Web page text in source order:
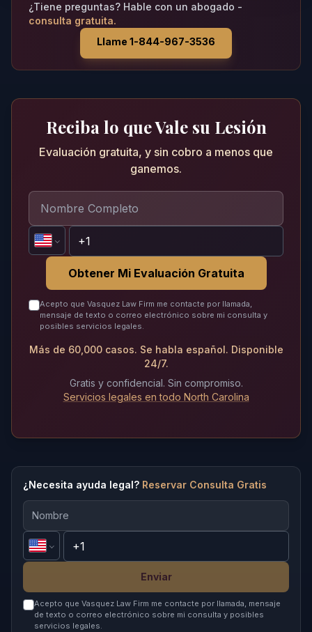
¿Tiene preguntas? Hable con un abogado -
consulta gratuita.
Llame 1-844-967-3536
Reciba lo que Vale su Lesión
Evaluación gratuita, y sin cobro a menos que
ganemos.
Obtener Mi Evaluación Gratuita
Acepto que Vasquez Law Firm me contacte por llamada,
mensaje de texto o correo electrónico sobre mi consulta y
posibles servicios legales.
Más de 60,000 casos. Se habla español. Disponible
24/7.
Gratis y confidencial. Sin compromiso.
Servicios legales en todo North Carolina
¿Necesita ayuda legal? Reservar Consulta Gratis
Enviar
Acepto que Vasquez Law Firm me contacte por llamada, mensaje
de texto o correo electrónico sobre mi consulta y posibles
servicios legales.